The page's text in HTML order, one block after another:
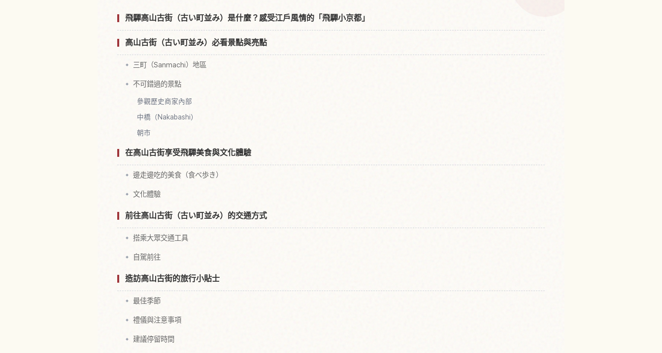
飛驒高山古街（古い町並み）是什麼？感受江戶風情的「飛驒小京都」
高山古街（古い町並み）必看景點與亮點
三町（Sanmachi）地區
不可錯過的景點
參觀歷史商家內部
中橋（Nakabashi）
朝市
在高山古街享受飛驒美食與文化體驗
邊走邊吃的美食（食べ歩き）
文化體驗
前往高山古街（古い町並み）的交通方式
搭乘大眾交通工具
自駕前往
造訪高山古街的旅行小貼士
最佳季節
禮儀與注意事項
建議停留時間